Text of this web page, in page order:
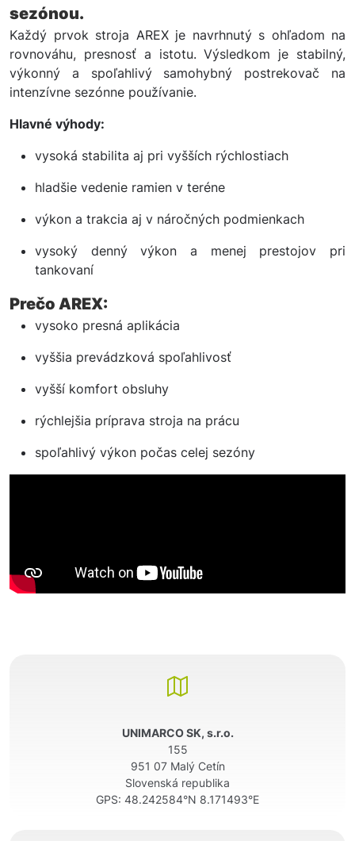
sezónou.
Každý prvok stroja AREX je navrhnutý s ohľadom na
rovnováhu, presnosť a istotu. Výsledkom je stabilný,
výkonný a spoľahlivý samohybný postrekovač na
intenzívne sezónne používanie.
Hlavné výhody:
vysoká stabilita aj pri vyšších rýchlostiach
hladšie vedenie ramien v teréne
výkon a trakcia aj v náročných podmienkach
vysoký denný výkon a menej prestojov pri
tankovaní
Prečo AREX:
vysoko presná aplikácia
vyššia prevádzková spoľahlivosť
vyšší komfort obsluhy
rýchlejšia príprava stroja na prácu
spoľahlivý výkon počas celej sezóny
UNIMARCO SK, s.r.o.
155
951 07 Malý Cetín
Slovenská republika
GPS: 48.242584°N 8.171493°E